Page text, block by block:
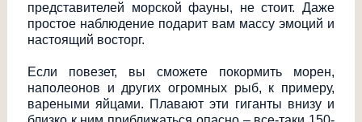
представителей морской фауны, не стоит. Даже
простое наблюдение подарит вам массу эмоций и
настоящий восторг.
Если повезет, вы сможете покормить морен,
наполеонов и других огромных рыб, к примеру,
вареными яйцами. Плавают эти гиганты внизу и